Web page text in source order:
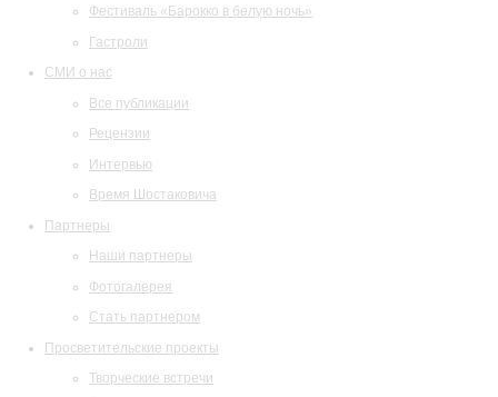
Фестиваль «Барокко в белую ночь»
Гастроли
СМИ о нас
Все публикации
Рецензии
Интервью
Время Шостаковича
Партнеры
Наши партнеры
Фотогалерея
Стать партнером
Просветительские проекты
Творческие встречи